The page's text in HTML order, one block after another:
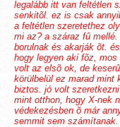
legalább itt van feltétlen
senkitõl. ez is csak
a feltétlen szeretethez
mi az? a száraz fû
borulnak és akarják õt.
hogy legyen aki fõz,
volt az elsõ ok, de
körülbelül ez marad mint
biztos. jó volt
mint otthon, hogy X-nek
védekezésben õ már
semmit sem